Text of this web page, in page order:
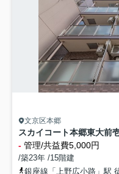
文京区本郷
スカイコート本郷東大前
- 管理/共益費5,000円
/築23年 /15階建
銀座線「上野広小路」駅